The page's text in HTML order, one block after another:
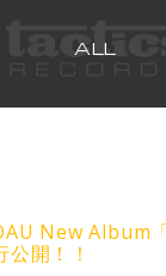
ALL
New Album
公開！！